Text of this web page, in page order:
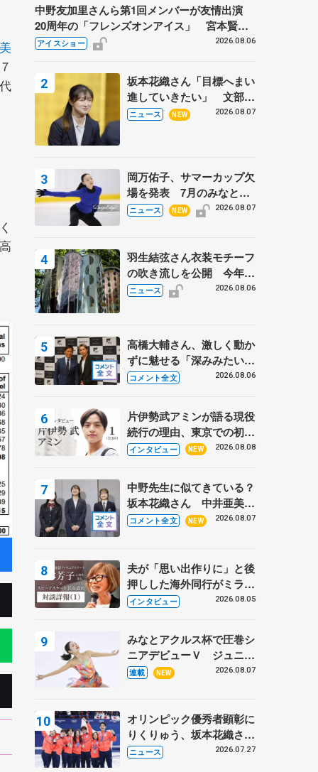
中野友加里さんら第1回メンバーが友情出演
20周年の「フレンズオンアイス」 宮本賢二
さん、有川梨絵さん、田村岳斗さんも
アイスショー 2026.08.06
坂本花織さん「目標へまい
進していきたい」 文部科
学省スポーツ表彰式で代表
ニュース NEW 2026.08.07
岡万佑子、サマーカップ欠
場を発表 7月のみなとア
クルス杯は腰痛の影響で
ニュース NEW 2026.08.07
羽生結弦さん衣装モチーフ
の吹き流しを公開 今年は
「春よ、来い」、仙台の瑞
ニュース 2026.08.06
高橋大輔さん、激しく動か
ずに魅せる「深みみたいな
ものは出てきている？」
あい
コメント全文 2026.08.06
片伊勢武アミンが語る現役
続行の理由、東京での初め
ての一人暮らし 注目スケ
インタビュー NEW 2026.08.08
中野先生に似てきている？
坂本花織さん 中井亜美は
クリケットのサマーキャン
部科学省スポーツ表彰
式】
コメント全文 NEW 2026.08.07
夫が「思い出作りに」と後
押しした海外同行がミラノ
まで… 繁華街のリンクで
に 小林芳子さんが振り返
るスケート人生
インタビュー 2026.08.05
みなとアクルス杯で圧巻シ
ニアデビューＶ ジュニア
で４シーズン無敗の島田麻
連載 NEW 2026.08.07
オリンピック優秀者顕彰に
りくりゅう、坂本花織さ
ん、団体メンバーら 8月
ニュース 2026.07.27